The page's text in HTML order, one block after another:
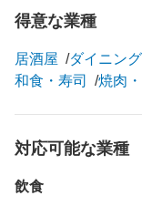
得意な業種
居酒屋 ダイニン
和食・寿司
焼肉
対応可能な業種
飲食